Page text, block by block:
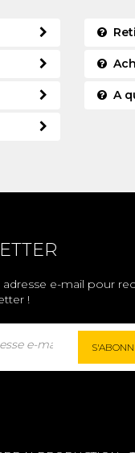
A
adresse e-mail pour
!